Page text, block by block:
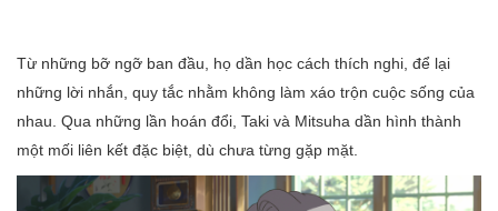
Từ những bỡ ngỡ ban đầu, họ dần học cách thích nghi, để lại
những lời nhắn, quy tắc nhằm không làm xáo trộn cuộc sống của
nhau. Qua những lần hoán đổi, Taki và Mitsuha dần hình thành
một mối liên kết đặc biệt, dù chưa từng gặp mặt.